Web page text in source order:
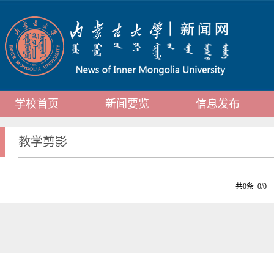
学校首页 新闻要览 信息发布
教学剪影
共0条 0/0